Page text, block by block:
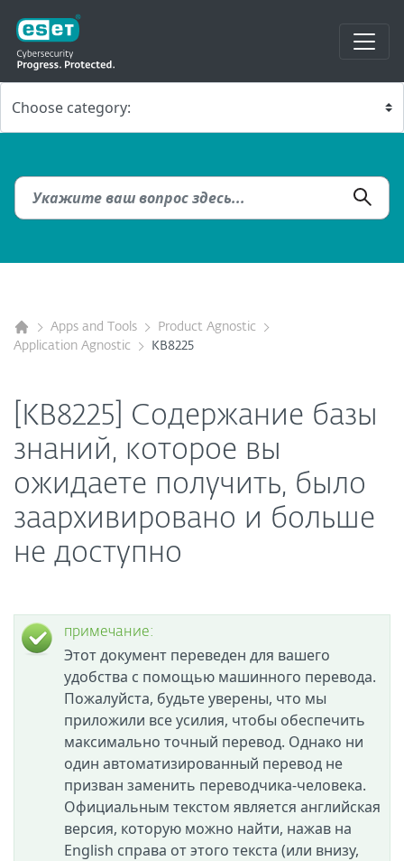
Apps and Tools
Product Agnostic
Application Agnostic
KB8225
[KB8225] Содержание базы
знаний, которое вы
ожидаете получить, было
заархивировано и больше
не доступно
примечание:
Этот документ переведен для вашего
удобства с помощью машинного перевода.
Пожалуйста, будьте уверены, что мы
приложили все усилия, чтобы обеспечить
максимально точный перевод. Однако ни
один автоматизированный перевод не
призван заменить переводчика-человека.
Официальным текстом является английская
версия, которую можно найти, нажав на
English справа от этого текста (или внизу,